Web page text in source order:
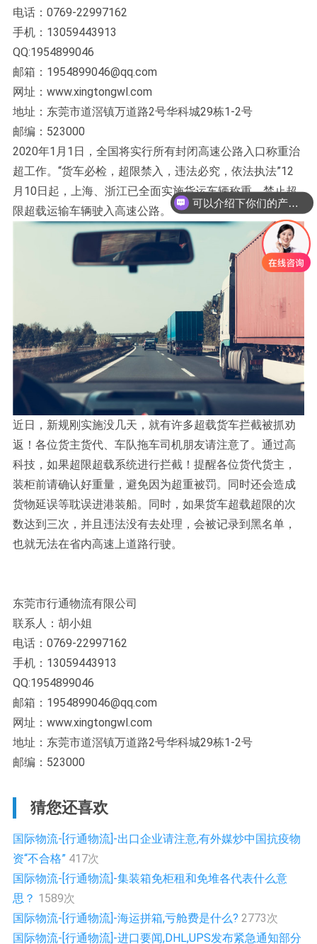
电话：0769-22997162
手机：13059443913
QQ:1954899046
邮箱：1954899046@qq.com
网址：www.xingtongwl.com
地址：东莞市道滘镇万道路2号华科城29栋1-2号
邮编：523000
2020年1月1日，全国将实行所有封闭高速公路入口称重治
超工作。“货车必检，超限禁入，违法必究，依法执法”12
月10日起，上海、浙江已全面实施货运车辆称重，禁止超
限超载运输车辆驶入高速公路。
近日，新规刚实施没几天，就有许多超载货车拦截被抓劝
返！各位货主货代、车队拖车司机朋友请注意了。通过高
科技，如果超限超载系统进行拦截！提醒各位货代货主，
装柜前请确认好重量，避免因为超重被罚。同时还会造成
货物延误等耽误进港装船。同时，如果货车超载超限的次
数达到三次，并且违法没有去处理，会被记录到黑名单，
也就无法在省内高速上道路行驶。
东莞市行通物流有限公司
联系人：胡小姐
电话：0769-22997162
手机：13059443913
QQ:1954899046
邮箱：1954899046@qq.com
网址：www.xingtongwl.com
地址：东莞市道滘镇万道路2号华科城29栋1-2号
邮编：523000
猜您还喜欢
国际物流-[行通物流]-出口企业请注意,有外媒炒中国抗疫物
资“不合格” 417次
国际物流-[行通物流]-集装箱免柜租和免堆各代表什么意
思？ 1589次
国际物流-[行通物流]-海运拼箱,亏舱费是什么? 2773次
国际物流-[行通物流]-进口要闻,DHL,UPS发布紧急通知部分
可以介绍下你们的产品么？